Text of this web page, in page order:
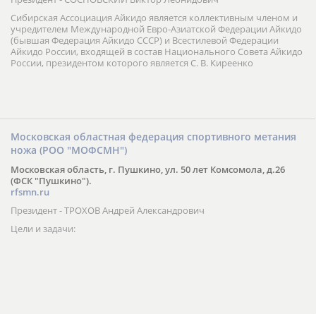
Сибирская Ассоциация Айкидо является коллективным членом и
учредителем Международной Евро-Азиатской Федерации Айкидо
(бывшая Федерация Айкидо СССР) и Всестилевой Федерации
Айкидо России, входящей в состав Национального Совета Айкидо
России, президентом которого является С. В. Киреенко
Московская областная федерация спортивного метания
ножа (РОО "МОФСМН")
Московская область, г. Пушкино, ул. 50 лет Комсомола, д.26
(ФСК "Пушкино").
rfsmn.ru
Президент - ТРОХОВ Андрей Александрович
Цели и задачи: